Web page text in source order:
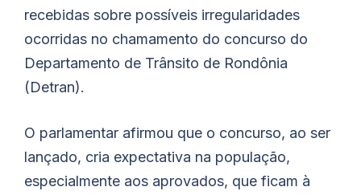
recebidas sobre possíveis irregularidades
ocorridas no chamamento do concurso do
Departamento de Trânsito de Rondônia
(Detran).
O parlamentar afirmou que o concurso, ao ser
lançado, cria expectativa na população,
especialmente aos aprovados, que ficam à